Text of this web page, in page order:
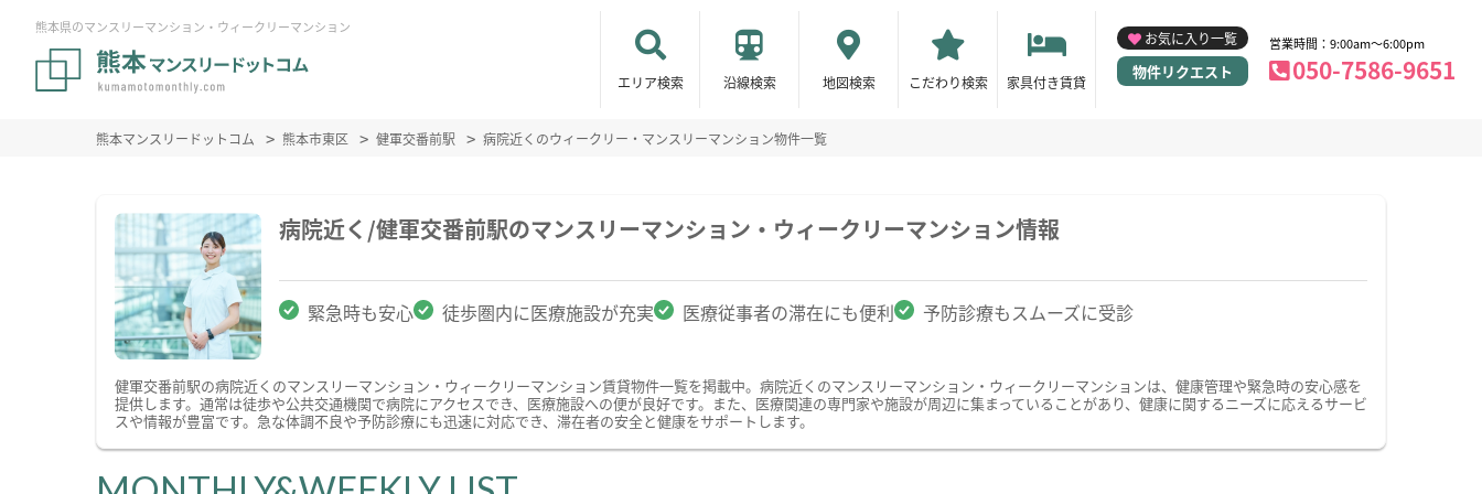
熊本県のマンスリーマンション・ウィークリーマンション
エリア検索 沿線検索 地図検索 こだわり検索 家具付き賃貸
お気に入り一覧
物件リクエスト
営業時間：9:00am～6:00pm
050-7586-9651
熊本マンスリードットコム 熊本市東区 健軍交番前駅 病院近くのウィークリー・マンスリーマンション物件一覧
病院近く/健軍交番前駅のマンスリーマンション・ウィークリーマンション情報
緊急時も安心 徒歩圏内に医療施設が充実 医療従事者の滞在にも便利 予防診療もスムーズに受診
健軍交番前駅の病院近くのマンスリーマンション・ウィークリーマンション賃貸物件一覧を掲載中。病院近くのマンスリーマンション・ウィークリーマンションは、健康管理や緊急時の安心感を
提供します。通常は徒歩や公共交通機関で病院にアクセスでき、医療施設への便が良好です。また、医療関連の専門家や施設が周辺に集まっていることがあり、健康に関するニーズに応えるサービ
スや情報が豊富です。急な体調不良や予防診療にも迅速に対応でき、滞在者の安全と健康をサポートします。